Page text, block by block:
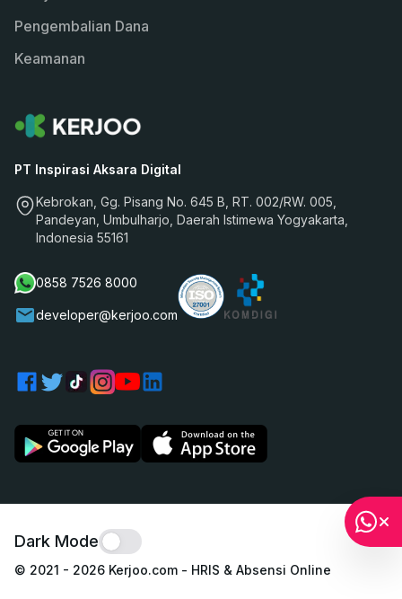
Pengembalian Dana
Keamanan
PT Inspirasi Aksara Digital
Kebrokan, Gg. Pisang No. 645 B, RT. 002/RW. 005,
Pandeyan, Umbulharjo, Daerah Istimewa Yogyakarta,
Indonesia 55161
0858 7526 8000
developer@kerjoo.com
Dark Mode
© 2021 - 2026 Kerjoo.com - HRIS & Absensi Online